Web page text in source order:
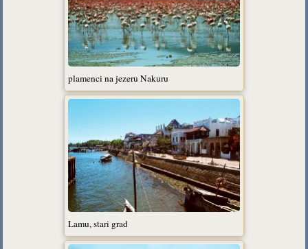
plamenci na jezeru Nakuru
Lamu, stari grad